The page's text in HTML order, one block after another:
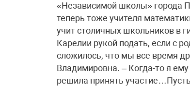
«Независимой школы» города
теперь тоже учителя
учит столичных школьников в
Карелии рукой подать, если с
сложилось, что мы все время
Владимировна. – Когда-то я
решила принять